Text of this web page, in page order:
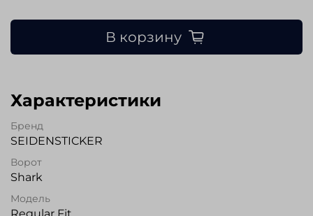
В корзину
Характеристики
Бренд
SEIDENSTICKER
Ворот
Shark
Модель